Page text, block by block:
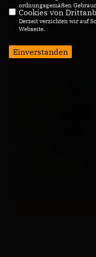
ordnungsgemäßen
Cookies von
Derzeit verzichten wir auf
Webseite.
Einverstanden